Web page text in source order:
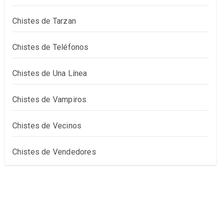
Chistes de Tarzan
Chistes de Teléfonos
Chistes de Una Línea
Chistes de Vampiros
Chistes de Vecinos
Chistes de Vendedores